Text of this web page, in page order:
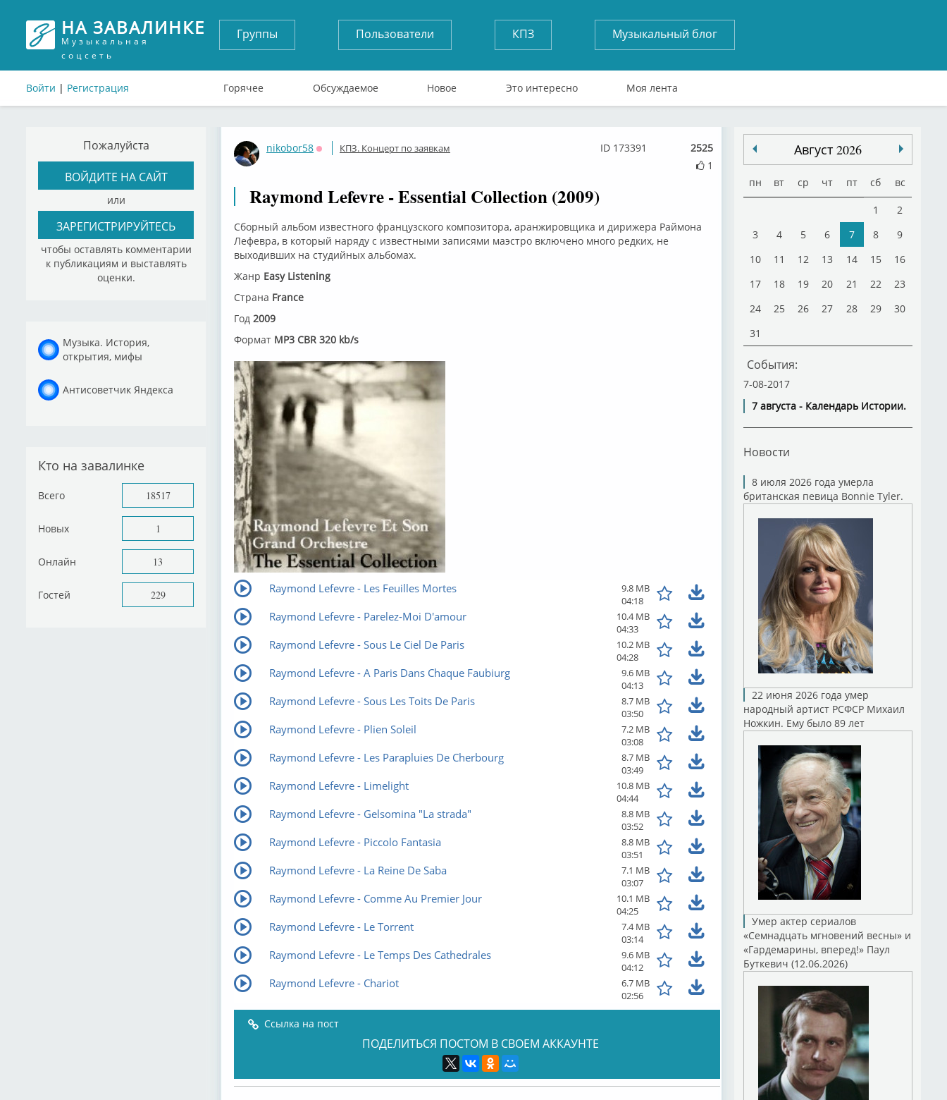
НА ЗАВАЛИНКЕ
Музыкальная
соцсеть
Войти | Регистрация
Группы Пользователи КПЗ Музыкальный блог
Горячее Обсуждаемое Новое Это интересно Моя лента
Пожалуйста
ВОЙДИТЕ НА САЙТ
или
ЗАРЕГИСТРИРУЙТЕСЬ
чтобы оставлять комментарии
к публикациям и выставлять
оценки.
Музыка. История,
открытия, мифы
Антисоветчик Яндекса
Кто на завалинке
Всего 18517
Новых 1
Онлайн 13
Гостей 229
nikobor58
Оффлайн
КПЗ. Концерт по заявкам
2525
1
ID 173391
Raymond Lefevre - Essential Collection (2009)
Сборный альбом известного французского композитора, аранжировщика и дирижера Раймона
Лефевра, в который наряду с известными записями маэстро включено много редких, не
выходивших на студийных альбомах.
Жанр Easy Listening
Страна France
Год 2009
Формат MP3 CBR 320 kb/s
Raymond Lefevre - Les Feuilles Mortes
9.8 MB
04:18
Raymond Lefevre - Parelez-Moi D'amour
10.4 MB
04:33
Raymond Lefevre - Sous Le Ciel De Paris
10.2 MB
04:28
Raymond Lefevre - A Paris Dans Chaque Faubiurg
9.6 MB
04:13
Raymond Lefevre - Sous Les Toits De Paris
8.7 MB
03:50
Raymond Lefevre - Plien Soleil
7.2 MB
03:08
Raymond Lefevre - Les Parapluies De Cherbourg
8.7 MB
03:49
Raymond Lefevre - Limelight
10.8 MB
04:44
Raymond Lefevre - Gelsomina "La strada"
8.8 MB
03:52
Raymond Lefevre - Piccolo Fantasia
8.8 MB
03:51
Raymond Lefevre - La Reine De Saba
7.1 MB
03:07
Raymond Lefevre - Comme Au Premier Jour
10.1 MB
04:25
Raymond Lefevre - Le Torrent
7.4 MB
03:14
Raymond Lefevre - Le Temps Des Cathedrales
9.6 MB
04:12
Raymond Lefevre - Chariot
6.7 MB
02:56
Ссылка на пост
ПОДЕЛИТЬСЯ ПОСТОМ В СВОЕМ АККАУНТЕ
Август 2026
пн вт ср чт пт сб вс
1
2
3
4 5 6 7 8
9
10
11 12 13 14 15
16
17
18 19 20 21 22
23
24
25 26 27 28 29
30
31
События:
7-08-2017
7 августа - Календарь Истории.
Новости
8 июля 2026 года умерла
британская певица Bonnie Tyler.
22 июня 2026 года умер
народный артист РСФСР Михаил
Ножкин. Ему было 89 лет
Умер актер сериалов
«Семнадцать мгновений весны» и
«Гардемарины, вперед!» Паул
Буткевич (12.06.2026)